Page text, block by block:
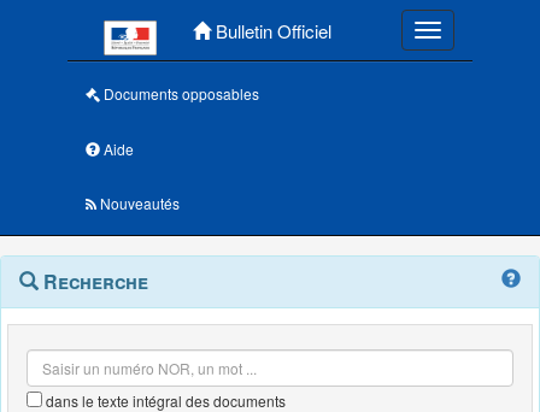
Bulletin Officiel Toggle
Documents opposables
Aide
Nouveautés
Navigation
outils
Menu
contextuel
Recherche
dans le texte intégral des documents